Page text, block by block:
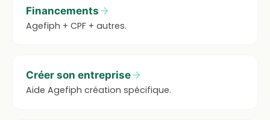
Financements
Agefiph + CPF + autres.
Créer son entreprise
Aide Agefiph création spécifique.